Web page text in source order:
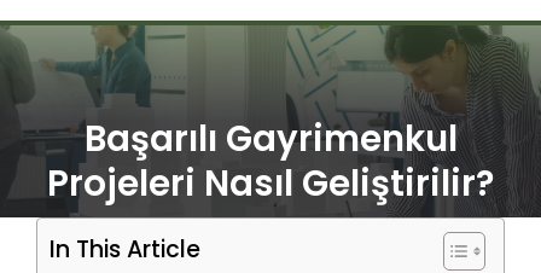
Başarılı Gayrimenkul
Projeleri Nasıl Geliştirilir?
In This Article